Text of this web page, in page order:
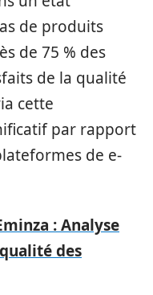
de produits
de 75 % des
de la qualité
cette
par rapport
de e-
: Analyse
des